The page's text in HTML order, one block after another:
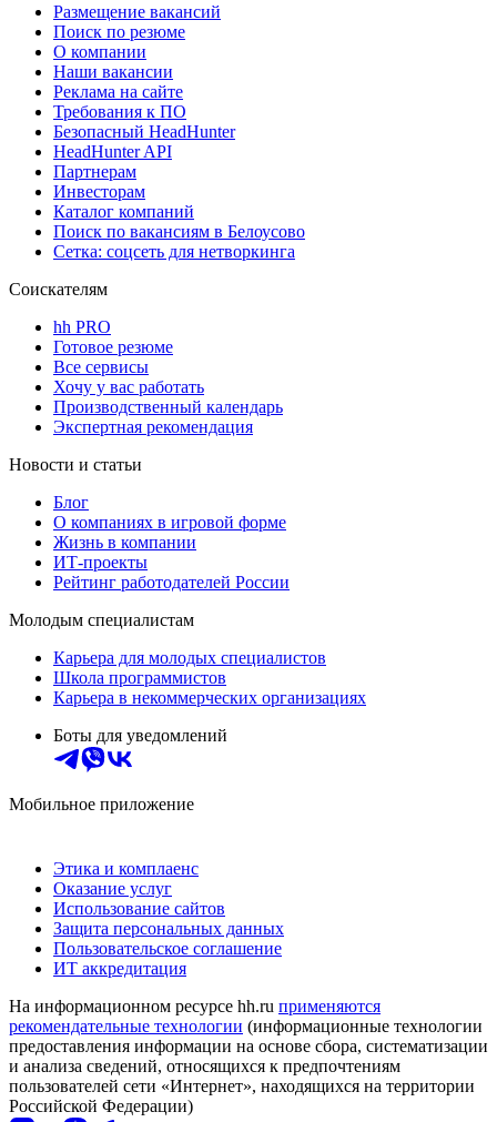
Размещение вакансий
Поиск по резюме
О компании
Наши вакансии
Реклама на сайте
Требования к ПО
Безопасный HeadHunter
HeadHunter API
Партнерам
Инвесторам
Каталог компаний
Поиск по вакансиям в Белоусово
Сетка: соцсеть для нетворкинга
Соискателям
hh PRO
Готовое резюме
Все сервисы
Хочу у вас работать
Производственный календарь
Экспертная рекомендация
Новости и статьи
Блог
О компаниях в игровой форме
Жизнь в компании
ИТ-проекты
Рейтинг работодателей России
Молодым специалистам
Карьера для молодых специалистов
Школа программистов
Карьера в некоммерческих организациях
Боты для уведомлений
Мобильное приложение
Этика и комплаенс
Оказание услуг
Использование сайтов
Защита персональных данных
Пользовательское соглашение
ИТ аккредитация
На информационном ресурсе hh.ru применяются
рекомендательные технологии (информационные технологии
предоставления информации на основе сбора, систематизации
и анализа сведений, относящихся к предпочтениям
пользователей сети «Интернет», находящихся на территории
Российской Федерации)